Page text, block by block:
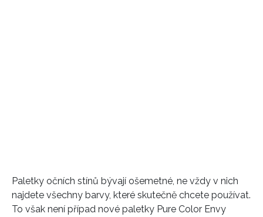
Paletky očních stínů bývají ošemetné, ne vždy v nich
najdete všechny barvy, které skutečně chcete používat.
To však není případ nové paletky Pure Color Envy